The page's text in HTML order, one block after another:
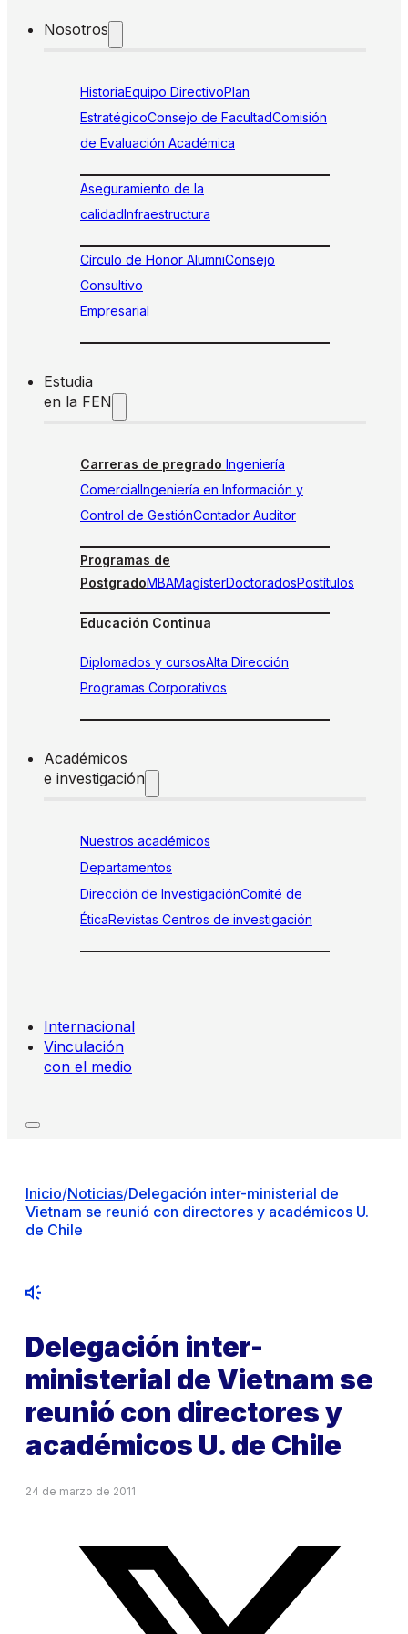
Nosotros
HistoriaEquipo DirectivoPlan
EstratégicoConsejo de FacultadComisión
de Evaluación Académica
Aseguramiento de la
calidadInfraestructura
Círculo de Honor AlumniConsejo
Consultivo
Empresarial
Estudia
en la FEN
Carreras de pregrado Ingeniería
ComercialIngeniería en Información y
Control de GestiónContador Auditor
Programas de
PostgradoMBAMagísterDoctoradosPostítulos
Educación Continua
Diplomados y cursosAlta Dirección
Programas Corporativos
Académicos
e investigación
Nuestros académicos
Departamentos
Dirección de InvestigaciónComité de
ÉticaRevistas Centros de investigación
Internacional
Vinculación
con el medio
Inicio/Noticias/Delegación inter-ministerial de
Vietnam se reunió con directores y académicos U.
de Chile
Delegación inter-
ministerial de Vietnam se
reunió con directores y
académicos U. de Chile
24 de marzo de 2011